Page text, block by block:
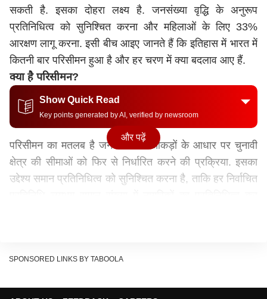
सकती है. इसका दोहरा लक्ष्य है. जनसंख्या वृद्धि के अनुरूप
प्रतिनिधित्व को सुनिश्चित करना और महिलाओं के लिए 33%
आरक्षण लागू करना. इसी बीच आइए जानते हैं कि इतिहास में भारत में
कितनी बार परिसीमन हुआ है और हर चरण में क्या बदलाव आए हैं.
क्या है परिसीमन?
Show Quick Read
Key points generated by AI, verified by newsroom
परिसीमन का मतलब है जनसंख्या के आंकड़ों के आधार पर चुनावी
क्षेत्र की सीमाओं को फिर से निर्धारित करने की प्रक्रिया. इसका
उद्देश्य समान प्रतिनिधित्व को सुनिश्चित करना है, ताकि हर निर्वाचित
आधार पर किया गया था. एक नए स्वतंत्र राष्ट्र के लिए यह काफी
की सीमाओं को निर्धारित किया था और भारत के पहले आम चुनावों के
और पढ़ें
SPONSORED LINKS BY TABOOLA